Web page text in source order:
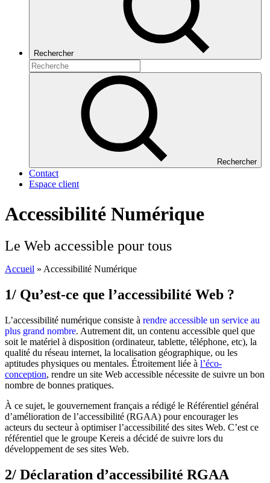
Rechercher
Rechercher
Contact
Espace client
Accessibilité Numérique
Le Web accessible pour tous
Accueil » Accessibilité Numérique
1/ Qu’est-ce que l’accessibilité Web ?
L’accessibilité numérique consiste à rendre accessible un service au
plus grand nombre. Autrement dit, un contenu accessible quel que
soit le matériel à disposition (ordinateur, tablette, téléphone, etc), la
qualité du réseau internet, la localisation géographique, ou les
aptitudes physiques ou mentales. Étroitement liée à l’éco-
conception, rendre un site Web accessible nécessite de suivre un bon
nombre de bonnes pratiques.
À ce sujet, le gouvernement français a rédigé le Référentiel général
d’amélioration de l’accessibilité (RGAA) pour encourager les
acteurs du secteur à optimiser l’accessibilité des sites Web. C’est ce
référentiel que le groupe Kereis a décidé de suivre lors du
développement de ses sites Web.
2/ Déclaration d’accessibilité RGAA